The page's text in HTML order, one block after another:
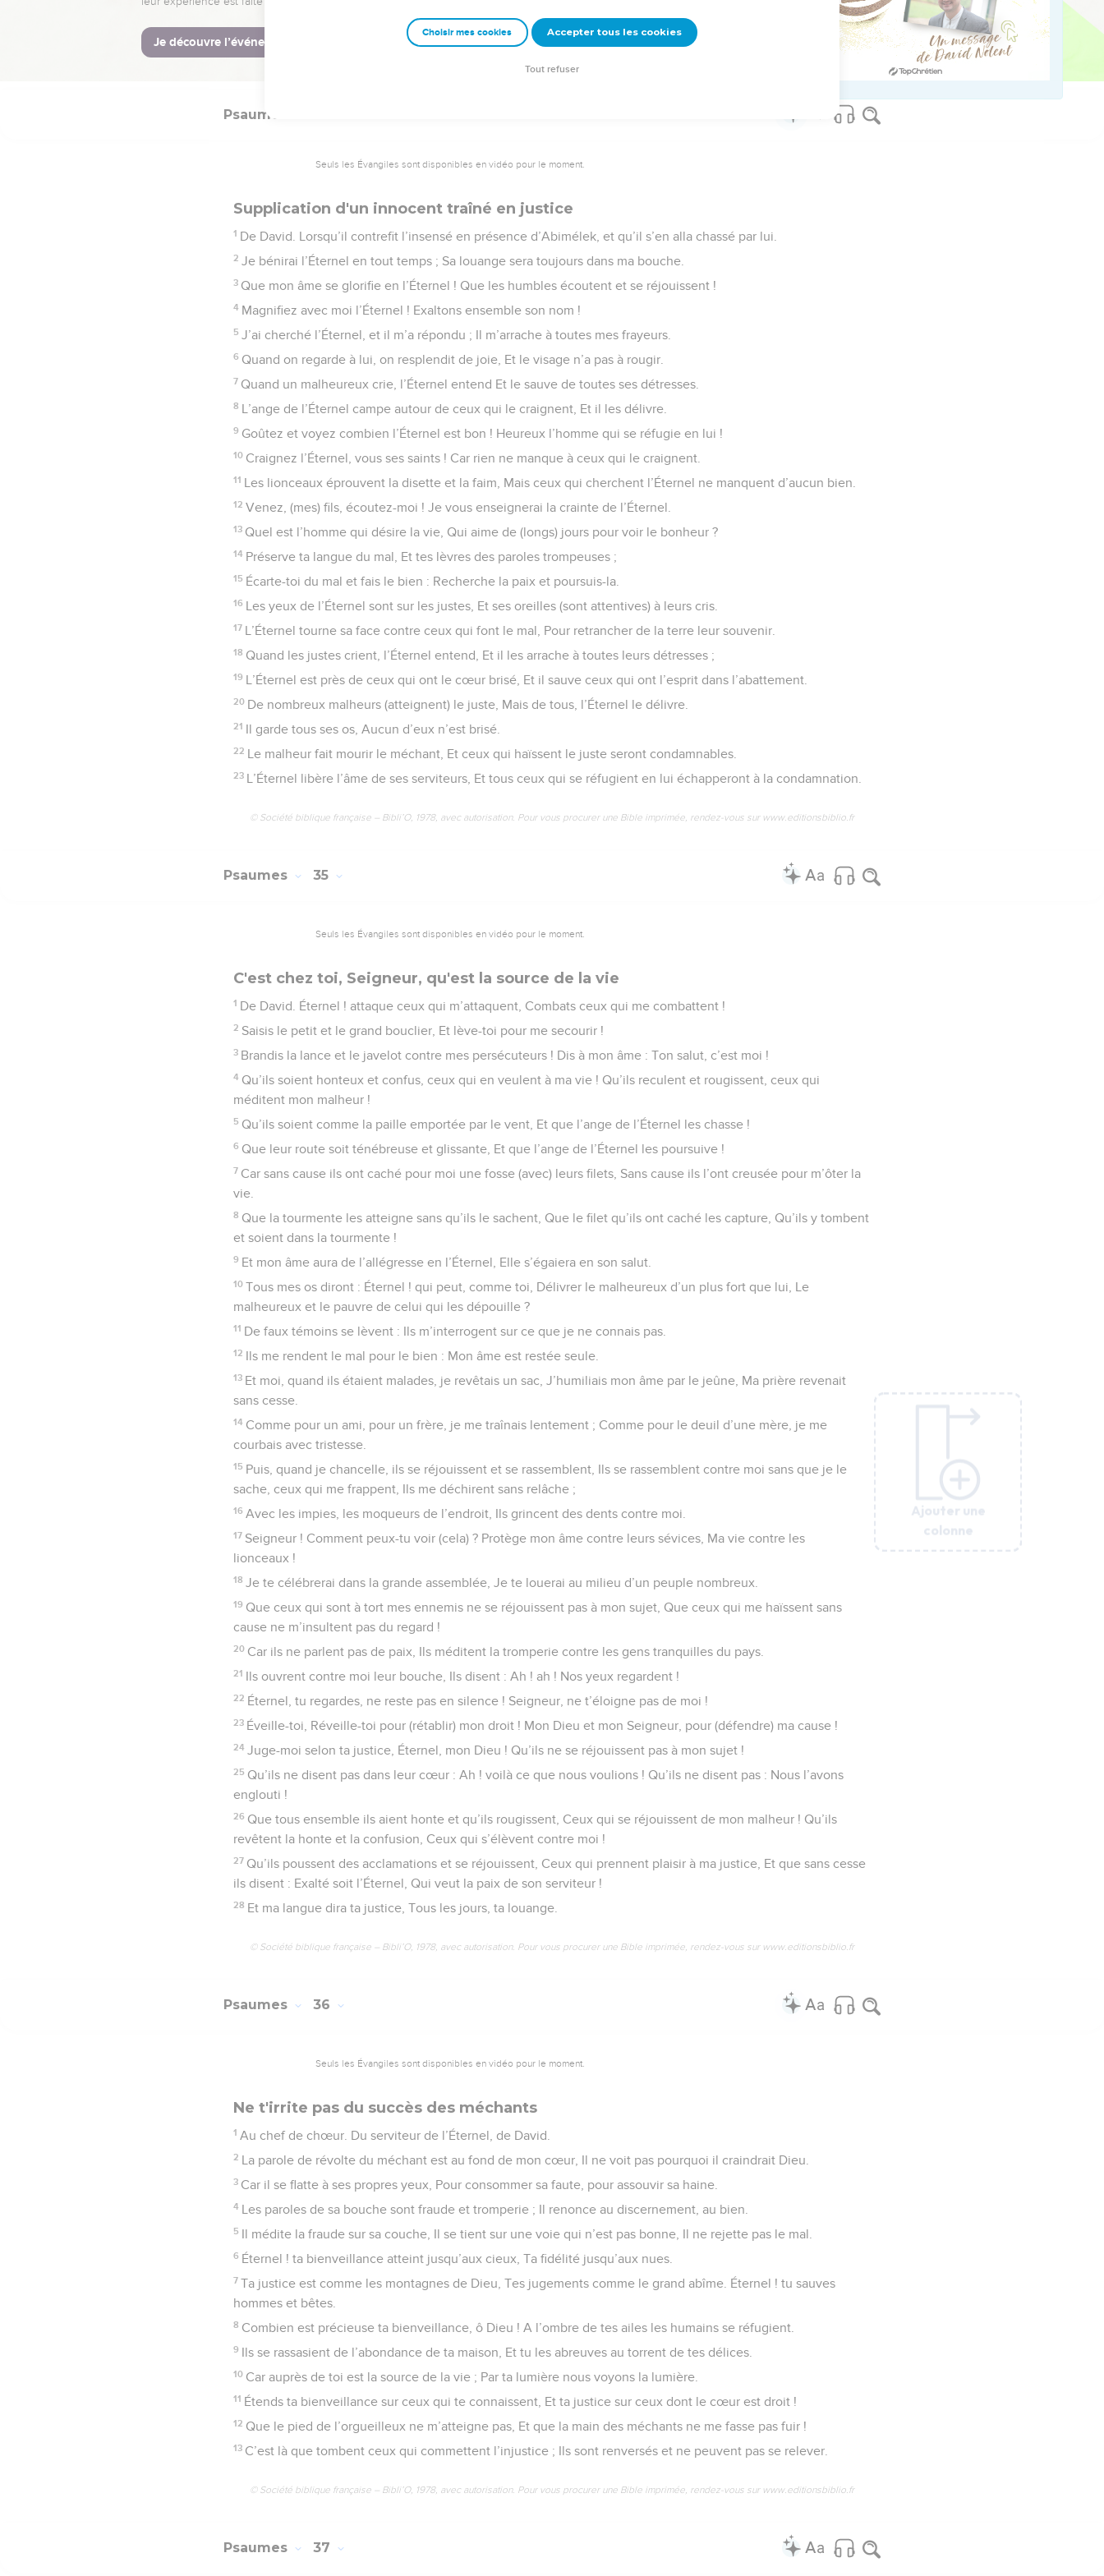
22 Éternel ! que ta bienveillance soit sur nous, Comme nous nous attendons à toi.
© Société biblique française – Bibli’O, 1978, avec autorisation. Pour vous procurer une Bible imprimée, rendez-vous sur www.editionsbiblio.fr
Ajouter une
colonne
Psaumes
Seuls les Évangiles sont disponibles en vidéo pour le moment.
Supplication d'un innocent traîné en justice
1 De David. Lorsqu’il contrefit l’insensé en présence d’Abimélek, et qu’il s’en alla chassé par lui.
2 Je bénirai l’Éternel en tout temps ; Sa louange sera toujours dans ma bouche.
3 Que mon âme se glorifie en l’Éternel ! Que les humbles écoutent et se réjouissent !
4 Magnifiez avec moi l’Éternel ! Exaltons ensemble son nom !
5 J’ai cherché l’Éternel, et il m’a répondu ; Il m’arrache à toutes mes frayeurs.
6 Quand on regarde à lui, on resplendit de joie, Et le visage n’a pas à rougir.
7 Quand un malheureux crie, l’Éternel entend Et le sauve de toutes ses détresses.
8 L’ange de l’Éternel campe autour de ceux qui le craignent, Et il les délivre.
9 Goûtez et voyez combien l’Éternel est bon ! Heureux l’homme qui se réfugie en lui !
10 Craignez l’Éternel, vous ses saints ! Car rien ne manque à ceux qui le craignent.
11 Les lionceaux éprouvent la disette et la faim, Mais ceux qui cherchent l’Éternel ne manquent d’aucun bien.
12 Venez, (mes) fils, écoutez-moi ! Je vous enseignerai la crainte de l’Éternel.
13 Quel est l’homme qui désire la vie, Qui aime de (longs) jours pour voir le bonheur ?
14 Préserve ta langue du mal, Et tes lèvres des paroles trompeuses ;
15 Écarte-toi du mal et fais le bien : Recherche la paix et poursuis-la.
16 Les yeux de l’Éternel sont sur les justes, Et ses oreilles (sont attentives) à leurs cris.
17 L’Éternel tourne sa face contre ceux qui font le mal, Pour retrancher de la terre leur souvenir.
18 Quand les justes crient, l’Éternel entend, Et il les arrache à toutes leurs détresses ;
19 L’Éternel est près de ceux qui ont le cœur brisé, Et il sauve ceux qui ont l’esprit dans l’abattement.
20 De nombreux malheurs (atteignent) le juste, Mais de tous, l’Éternel le délivre.
21 Il garde tous ses os, Aucun d’eux n’est brisé.
22 Le malheur fait mourir le méchant, Et ceux qui haïssent le juste seront condamnables.
23 L’Éternel libère l’âme de ses serviteurs, Et tous ceux qui se réfugient en lui échapperont à la condamnation.
© Société biblique française – Bibli’O, 1978, avec autorisation. Pour vous procurer une Bible imprimée, rendez-vous sur www.editionsbiblio.fr
Ajouter une
colonne
Psaumes 35
Seuls les Évangiles sont disponibles en vidéo pour le moment.
C'est chez toi, Seigneur, qu'est la source de la vie
1 De David. Éternel ! attaque ceux qui m’attaquent, Combats ceux qui me combattent !
2 Saisis le petit et le grand bouclier, Et lève-toi pour me secourir !
3 Brandis la lance et le javelot contre mes persécuteurs ! Dis à mon âme : Ton salut, c’est moi !
4 Qu’ils soient honteux et confus, ceux qui en veulent à ma vie ! Qu’ils reculent et rougissent, ceux qui
méditent mon malheur !
5 Qu’ils soient comme la paille emportée par le vent, Et que l’ange de l’Éternel les chasse !
6 Que leur route soit ténébreuse et glissante, Et que l’ange de l’Éternel les poursuive !
7 Car sans cause ils ont caché pour moi une fosse (avec) leurs filets, Sans cause ils l’ont creusée pour m’ôter la
vie.
8 Que la tourmente les atteigne sans qu’ils le sachent, Que le filet qu’ils ont caché les capture, Qu’ils y tombent
et soient dans la tourmente !
9 Et mon âme aura de l’allégresse en l’Éternel, Elle s’égaiera en son salut.
10 Tous mes os diront : Éternel ! qui peut, comme toi, Délivrer le malheureux d’un plus fort que lui, Le
malheureux et le pauvre de celui qui les dépouille ?
11 De faux témoins se lèvent : Ils m’interrogent sur ce que je ne connais pas.
12 Ils me rendent le mal pour le bien : Mon âme est restée seule.
13 Et moi, quand ils étaient malades, je revêtais un sac, J’humiliais mon âme par le jeûne, Ma prière revenait
sans cesse.
14 Comme pour un ami, pour un frère, je me traînais lentement ; Comme pour le deuil d’une mère, je me
courbais avec tristesse.
15 Puis, quand je chancelle, ils se réjouissent et se rassemblent, Ils se rassemblent contre moi sans que je le
sache, ceux qui me frappent, Ils me déchirent sans relâche ;
16 Avec les impies, les moqueurs de l’endroit, Ils grincent des dents contre moi.
17 Seigneur ! Comment peux-tu voir (cela) ? Protège mon âme contre leurs sévices, Ma vie contre les
lionceaux !
18 Je te célébrerai dans la grande assemblée, Je te louerai au milieu d’un peuple nombreux.
19 Que ceux qui sont à tort mes ennemis ne se réjouissent pas à mon sujet, Que ceux qui me haïssent sans
cause ne m’insultent pas du regard !
20 Car ils ne parlent pas de paix, Ils méditent la tromperie contre les gens tranquilles du pays.
21 Ils ouvrent contre moi leur bouche, Ils disent : Ah ! ah ! Nos yeux regardent !
22 Éternel, tu regardes, ne reste pas en silence ! Seigneur, ne t’éloigne pas de moi !
23 Éveille-toi, Réveille-toi pour (rétablir) mon droit ! Mon Dieu et mon Seigneur, pour (défendre) ma cause !
24 Juge-moi selon ta justice, Éternel, mon Dieu ! Qu’ils ne se réjouissent pas à mon sujet !
25 Qu’ils ne disent pas dans leur cœur : Ah ! voilà ce que nous voulions ! Qu’ils ne disent pas : Nous l’avons
englouti !
26 Que tous ensemble ils aient honte et qu’ils rougissent, Ceux qui se réjouissent de mon malheur ! Qu’ils
revêtent la honte et la confusion, Ceux qui s’élèvent contre moi !
27 Qu’ils poussent des acclamations et se réjouissent, Ceux qui prennent plaisir à ma justice, Et que sans cesse
ils disent : Exalté soit l’Éternel, Qui veut la paix de son serviteur !
28 Et ma langue dira ta justice, Tous les jours, ta louange.
© Société biblique française – Bibli’O, 1978, avec autorisation. Pour vous procurer une Bible imprimée, rendez-vous sur www.editionsbiblio.fr
Ajouter une
colonne
Psaumes 36
Seuls les Évangiles sont disponibles en vidéo pour le moment.
Ne t'irrite pas du succès des méchants
1 Au chef de chœur. Du serviteur de l’Éternel, de David.
2 La parole de révolte du méchant est au fond de mon cœur, Il ne voit pas pourquoi il craindrait Dieu.
3 Car il se flatte à ses propres yeux, Pour consommer sa faute, pour assouvir sa haine.
4 Les paroles de sa bouche sont fraude et tromperie ; Il renonce au discernement, au bien.
5 Il médite la fraude sur sa couche, Il se tient sur une voie qui n’est pas bonne, Il ne rejette pas le mal.
6 Éternel ! ta bienveillance atteint jusqu’aux cieux, Ta fidélité jusqu’aux nues.
7 Ta justice est comme les montagnes de Dieu, Tes jugements comme le grand abîme. Éternel ! tu sauves
hommes et bêtes.
8 Combien est précieuse ta bienveillance, ô Dieu ! A l’ombre de tes ailes les humains se réfugient.
9 Ils se rassasient de l’abondance de ta maison, Et tu les abreuves au torrent de tes délices.
10 Car auprès de toi est la source de la vie ; Par ta lumière nous voyons la lumière.
11 Étends ta bienveillance sur ceux qui te connaissent, Et ta justice sur ceux dont le cœur est droit !
12 Que le pied de l’orgueilleux ne m’atteigne pas, Et que la main des méchants ne me fasse pas fuir !
13 C’est là que tombent ceux qui commettent l’injustice ; Ils sont renversés et ne peuvent pas se relever.
© Société biblique française – Bibli’O, 1978, avec autorisation. Pour vous procurer une Bible imprimée, rendez-vous sur www.editionsbiblio.fr
Ajouter une
colonne
Psaumes 37
Ajouter une
colonne
Ajouter une
colonne
Ajouter une
colonne
Choisir mes cookies Accepter tous les cookies
Tout refuser